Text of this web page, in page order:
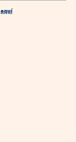
aquí